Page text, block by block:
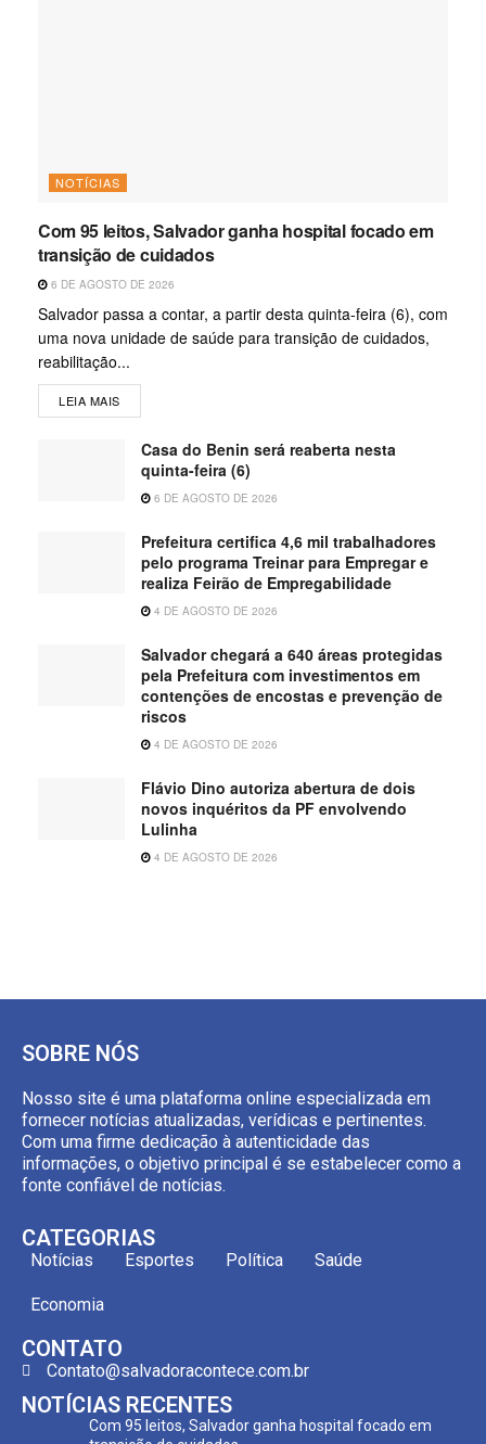
NOTÍCIAS
Com 95 leitos, Salvador ganha hospital focado em
transição de cuidados
6 DE AGOSTO DE 2026
Salvador passa a contar, a partir desta quinta-feira (6), com
uma nova unidade de saúde para transição de cuidados,
reabilitação...
LEIA MAIS
Casa do Benin será reaberta nesta
quinta-feira (6)
6 DE AGOSTO DE 2026
Prefeitura certifica 4,6 mil trabalhadores
pelo programa Treinar para Empregar e
realiza Feirão de Empregabilidade
4 DE AGOSTO DE 2026
Salvador chegará a 640 áreas protegidas
pela Prefeitura com investimentos em
contenções de encostas e prevenção de
riscos
4 DE AGOSTO DE 2026
Flávio Dino autoriza abertura de dois
novos inquéritos da PF envolvendo
Lulinha
4 DE AGOSTO DE 2026
SOBRE NÓS
Nosso site é uma plataforma online especializada em
fornecer notícias atualizadas, verídicas e pertinentes.
Com uma firme dedicação à autenticidade das
informações, o objetivo principal é se estabelecer como a
fonte confiável de notícias.
CATEGORIAS
Notícias Esportes Política Saúde
Economia
CONTATO
Contato@salvadoracontece.com.br
NOTÍCIAS RECENTES
Com 95 leitos, Salvador ganha hospital focado em